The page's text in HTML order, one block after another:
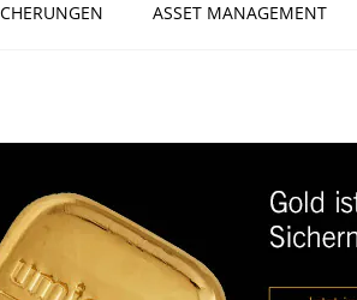
ASSET MANAGEMENT